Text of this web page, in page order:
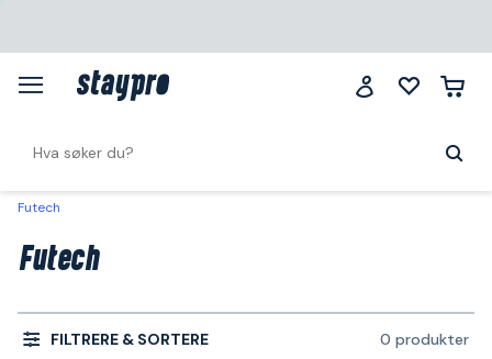
Futech
Futech
FILTRERE & SORTERE 0 produkter